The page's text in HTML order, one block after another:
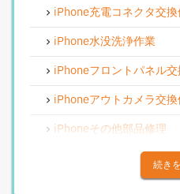
iPhone充電コネクタ交
iPhone水没洗浄作業
iPhoneフロントパネル交
iPhoneアウトカメラ交
iPhoneその他部品修理
iPhoneアウトカメラレン
続き